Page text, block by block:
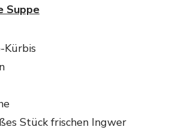
Suppe
Kürbis
Stück frischen Ingwer